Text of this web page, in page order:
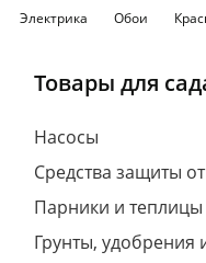
15-96
г. Вологда,
Электрика Обои
Товары для
Насосы
Средства защиты
Парники и теплицы
Грунты, удобрения
Для клиентов всех банков
части
без